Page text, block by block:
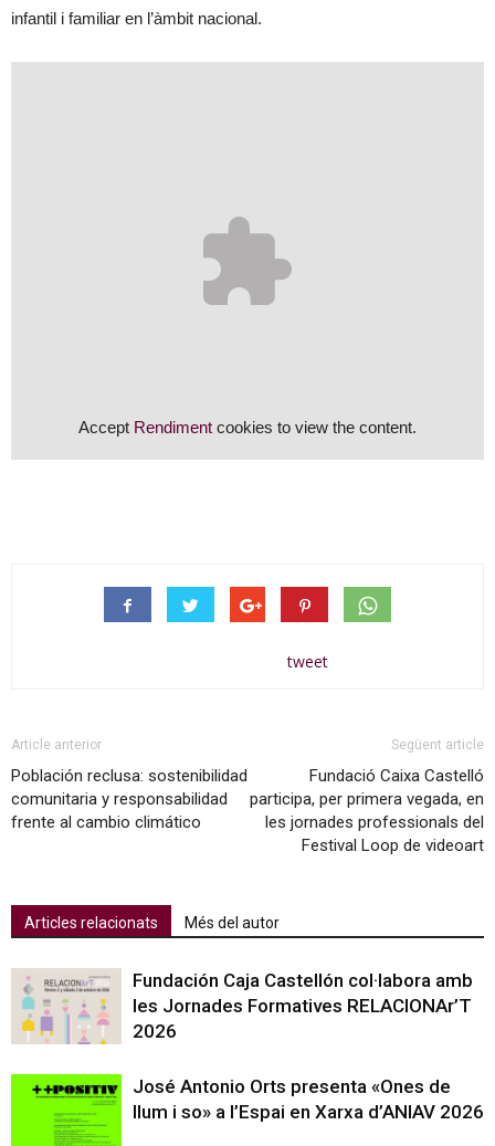
infantil i familiar en l’àmbit nacional.
Accept Rendiment cookies to view the content.
tweet
Article anterior
Población reclusa: sostenibilidad
comunitaria y responsabilidad
frente al cambio climático
Següent article
Fundació Caixa Castelló
participa, per primera vegada, en
les jornades professionals del
Festival Loop de videoart
Articles relacionats Més del autor
Fundación Caja Castellón col·labora amb
les Jornades Formatives RELACIONAr’T
2026
José Antonio Orts presenta «Ones de
llum i so» a l’Espai en Xarxa d’ANIAV 2026